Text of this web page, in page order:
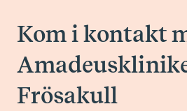
Kom i kontakt
Frösakull